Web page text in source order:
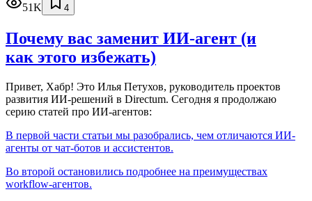
51K
4
Почему вас заменит ИИ‑агент (и
как этого избежать)
Привет, Хабр! Это Илья Петухов, руководитель проектов
развития ИИ-решений в Directum. Сегодня я продолжаю
серию статей про ИИ-агентов:
В первой части статьи мы разобрались, чем отличаются ИИ-
агенты от чат-ботов и ассистентов.
Во второй остановились подробнее на преимуществах
workflow-агентов.